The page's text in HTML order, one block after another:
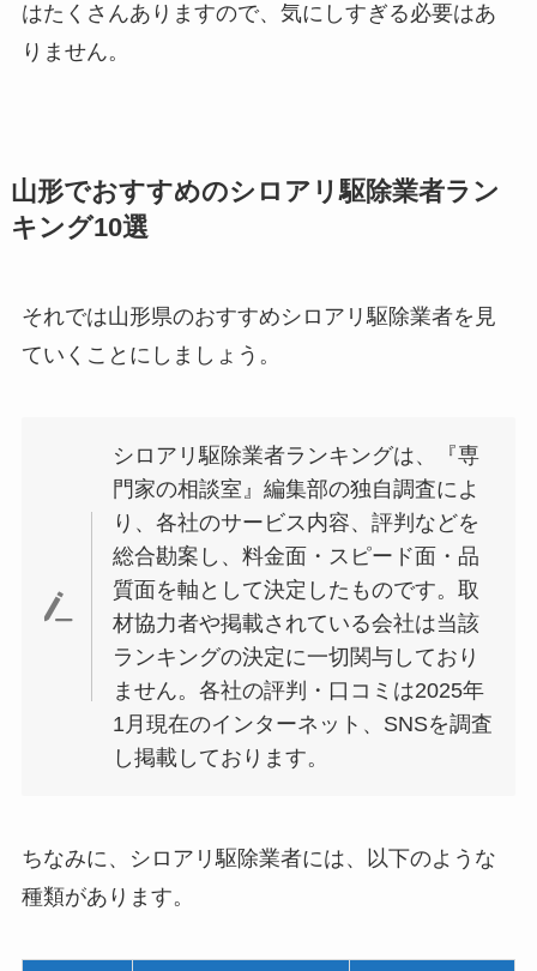
はたくさんありますので、気にしすぎる必要はあ
りません。
山形でおすすめのシロアリ駆除業者ラン
キング10選
それでは山形県のおすすめシロアリ駆除業者を見
ていくことにしましょう。
シロアリ駆除業者ランキングは、『専
門家の相談室』編集部の独自調査によ
り、各社のサービス内容、評判などを
総合勘案し、料金面・スピード面・品
質面を軸として決定したものです。取
材協力者や掲載されている会社は当該
ランキングの決定に一切関与しており
ません。各社の評判・口コミは2025年
1月現在のインターネット、SNSを調査
し掲載しております。
ちなみに、シロアリ駆除業者には、以下のような
種類があります。